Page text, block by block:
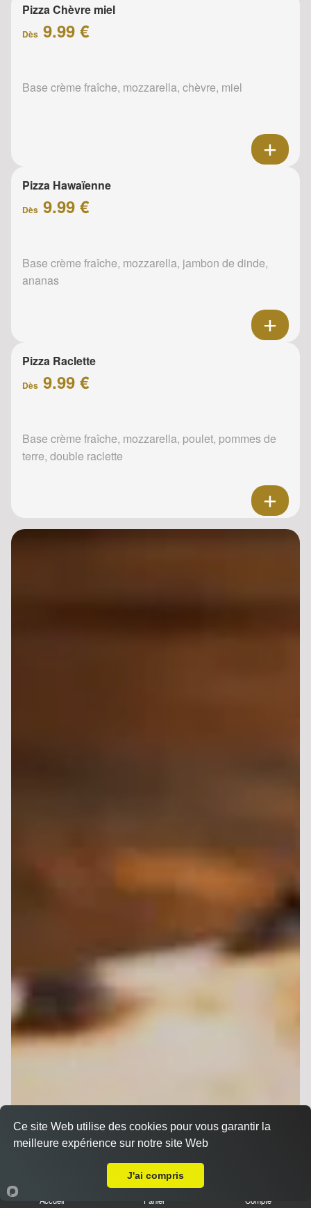
Pizza Chèvre miel
Dès 9.99 €
Base crème fraîche, mozzarella, chèvre, miel
Pizza Hawaïenne
Dès 9.99 €
Base crème fraîche, mozzarella, jambon de dinde,
ananas
Pizza Raclette
Dès 9.99 €
Base crème fraîche, mozzarella, poulet, pommes de
terre, double raclette
Accueil Panier Compte
Ce site Web utilise des cookies pour vous garantir la
meilleure expérience sur notre site Web
J'ai compris